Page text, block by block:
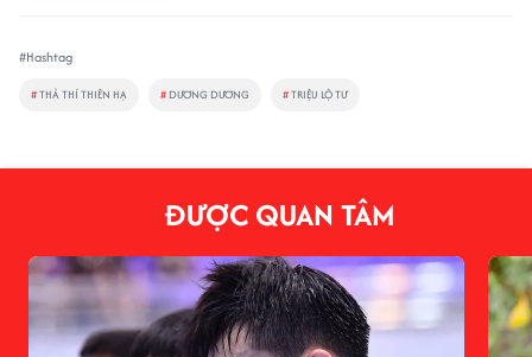
#Hashtag
#THẢ THÍ THIÊN HẠ # DƯƠNG DƯƠNG #TRIỆU LỘ TƯ
ĐƯỢC QUAN TÂM